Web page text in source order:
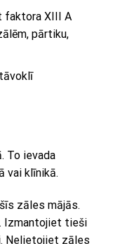
faktora XIII A
pārtiku,
To ievada
vai klīnikā.
zāles mājās.
Izmantojiet tieši
Nelietojiet zāles